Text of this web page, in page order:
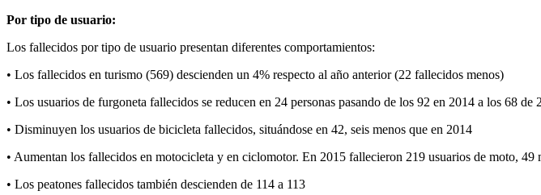
Por tipo de usuario:
Los fallecidos por tipo de usuario presentan diferentes comportamientos:
• Los fallecidos en turismo (569) descienden un 4% respecto al año anterior (22 fallecidos menos)
• Los usuarios de furgoneta fallecidos se reducen en 24 personas pasando de los 92 en 2014 a los 68 de
• Disminuyen los usuarios de bicicleta fallecidos, situándose en 42, seis menos que en 2014
• Aumentan los fallecidos en motocicleta y en ciclomotor. En 2015 fallecieron 219 usuarios de moto,
• Los peatones fallecidos también descienden de 114 a 113